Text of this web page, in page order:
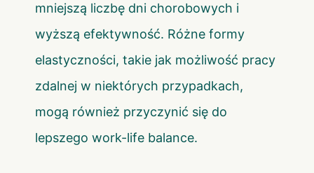
mniejszą liczbę dni chorobowych i
wyższą efektywność. Różne formy
elastyczności, takie jak możliwość pracy
zdalnej w niektórych przypadkach,
mogą również przyczynić się do
lepszego work-life balance.